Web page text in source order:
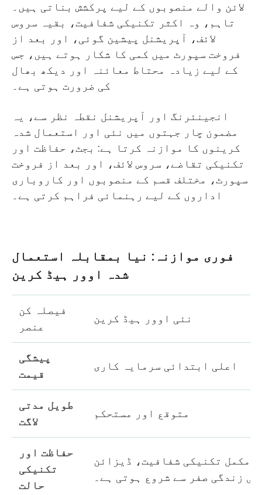
لائن والے منصوبوں کے لیے پرکشش بناتی ہیں۔
تاہم، وہ اکثر تکنیکی شفافیت، بقیہ سروس
لائف، آپریشنل پیشین گوئی، اور بعد از
فروخت سپورٹ میں کمی کا شکار ہوتے ہیں، جس
کے لیے زیادہ محتاط معائنہ اور دیکھ بھال
کی ضرورت ہوتی ہے۔
انجینئرنگ اور آپریشنل نقطہ نظر سے، یہ
مضمون چار جہتوں میں نئی اور استعمال شدہ
کرینوں کا موازنہ کرتا ہے: بجٹ، حفاظت اور
تکنیکی تقاضے، سروس لائف، اور بعد از فروخت
سپورٹ، مختلف قسم کے منصوبوں اور کاروباری
اداروں کے لیے رہنمائی فراہم کرتی ہے۔
فوری موازنہ: نیا بمقابلہ استعمال
شدہ اوور ہیڈ کرین
فیصلہ کن
عنصر
نئی اوور ہیڈ کرین
پیشگی
قیمت
اعلی ابتدائی سرمایہ کاری
طویل مدتی
لاگت
متوقع اور مستحکم
حفاظت اور
تکنیکی
حالت
مکمل تکنیکی شفافیت، ڈیزائن
کی زندگی صفر سے شروع ہوتی ہے۔